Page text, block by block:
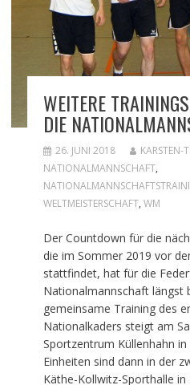
WEITERE
DIE
26. JUNI 2018
KARSTEN-
NATIONALMANNSCHAFT,
WELTMEISTERSCHAFT, WM
Der Countdown für die
die im Sommer 2019 vor
stattfindet, hat für die
Nationalmannschaft längst
gemeinsame Training des
Nationalkaders steigt am
Sportzentrum Küllenhahn
Einheiten sind dann in der
Käthe-Kollwitz-Sporthalle